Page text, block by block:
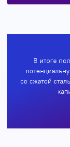
В итоге
со сжатой